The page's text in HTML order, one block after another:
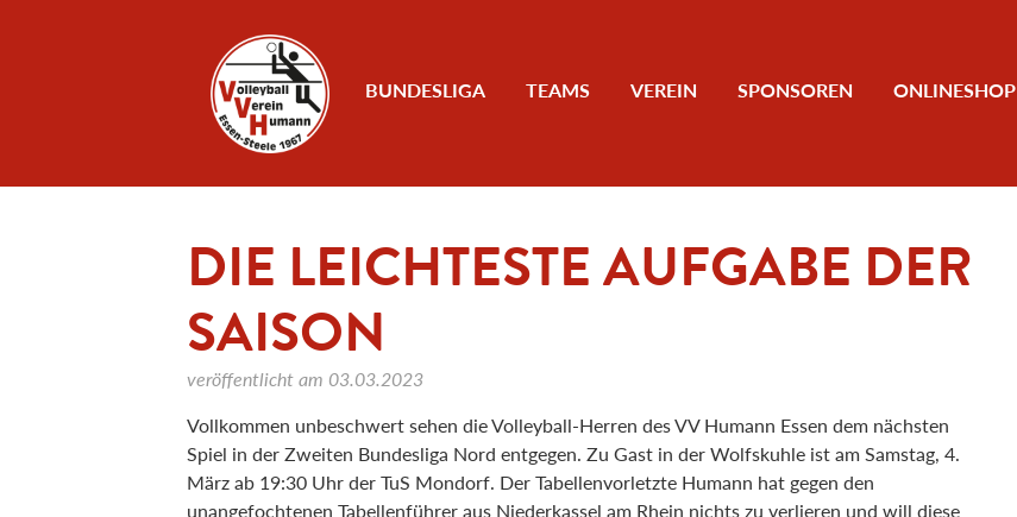
BUNDESLIGA TEAMS VEREIN SPONSOREN ONLINESHOP
DIE LEICHTESTE AUFGABE DER
SAISON
veröffentlicht am 03.03.2023
Vollkommen unbeschwert sehen die Volleyball-Herren des VV Humann Essen dem nächsten
Spiel in der Zweiten Bundesliga Nord entgegen. Zu Gast in der Wolfskuhle ist am Samstag, 4.
März ab 19:30 Uhr der TuS Mondorf. Der Tabellenvorletzte Humann hat gegen den
unangefochtenen Tabellenführer aus Niederkassel am Rhein nichts zu verlieren und will diese